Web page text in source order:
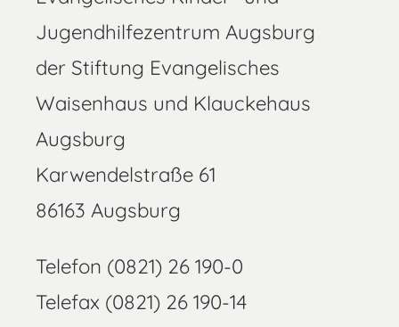
Jugendhilfezentrum Augsburg
der Stiftung Evangelisches
Waisenhaus und Klauckehaus
Augsburg
Karwendelstraße 61
86163 Augsburg
Telefon (0821) 26 190-0
Telefax (0821) 26 190-14